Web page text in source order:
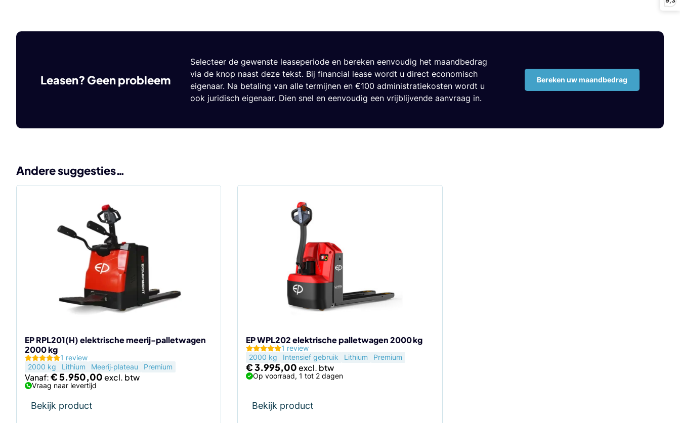
Leasen? Geen probleem
Selecteer de gewenste leaseperiode en bereken eenvoudig het maandbedrag
via de knop naast deze tekst. Bij financial lease wordt u direct economisch
eigenaar. Na betaling van alle termijnen en €100 administratiekosten wordt u
ook juridisch eigenaar. Dien snel en eenvoudig een vrijblijvende aanvraag in.
Bereken uw maandbedrag
Andere suggesties…
EP RPL201(H) elektrische meerij-palletwagen
2000 kg
1 review
2000 kg
Lithium Meerij‑plateau Premium
Vanaf:€5.950,00
Vraag naar levertijd
Bekijk product
de
productpagina
EP WPL202 elektrische palletwagen 2000 kg
1 review
2000 kg
Intensief gebruik Lithium Premium
€3.995,00
Op voorraad, 1 tot 2 dagen
Bekijk product